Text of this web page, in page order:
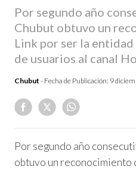
Por segundo año
Chubut obtuvo un
Link por ser la
de usuarios al canal
Chubut - Fecha de Publicación: 9
Por segundo año
obtuvo un reconocimiento